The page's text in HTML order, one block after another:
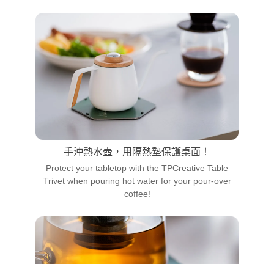
手沖熱水壺，用隔熱墊保護桌面！
Protect your tabletop with the TPCreative Table
Trivet when pouring hot water for your pour-over
coffee!